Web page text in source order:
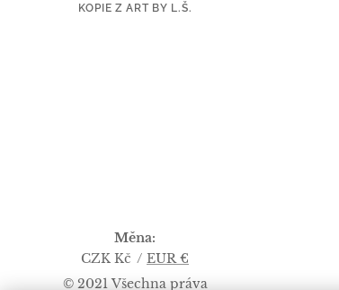
KOPIE Z ART BY L.Š.
© 2021 Všechna práva
Měna
CZK Kč
EUR €